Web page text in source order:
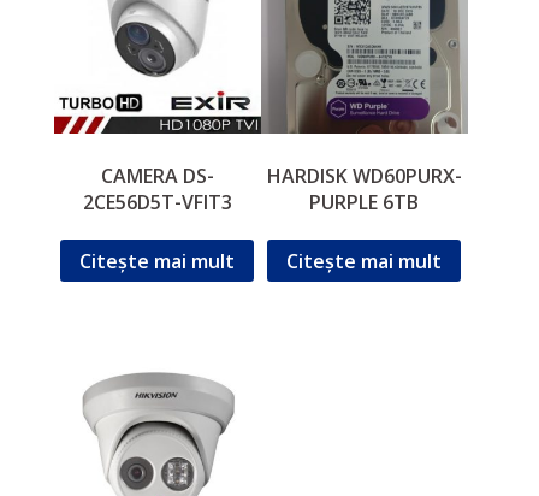
CAMERA DS-
2CE56D5T-VFIT3
Citește mai mult
HARDISK WD60PURX-
PURPLE 6TB
Citește mai mult